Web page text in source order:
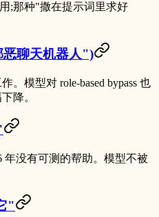
;那种"撒在提示词里求好
聊天机器人")
。模型对 role-based bypass 也
降。
年没有可测的帮助。模型不被
"